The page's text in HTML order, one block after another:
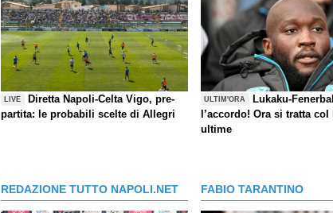
LIVE
Diretta Napoli-Celta Vigo, pre-
partita: le probabili scelte di Allegri
ULTIM'ORA
Lukaku-
l’accordo! Ora si tratta
ultime
REDAZIONE TUTTO NAPOLI.NET FABIO TARANTINO